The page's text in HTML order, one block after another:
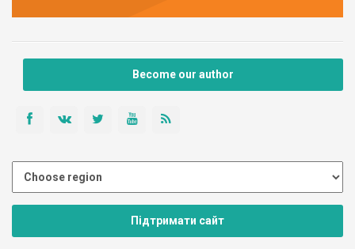
Become our author
Підтримати сайт